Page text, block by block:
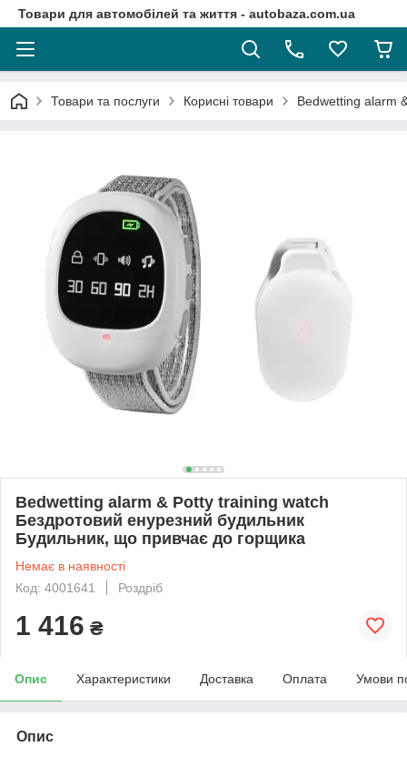
Товари для автомобілей та життя - autobaza.com.ua
Товари та послуги Корисні товари Bedwetting alarm
Bedwetting alarm & Potty training watch
Бездротовий енурезний будильник
Будильник, що привчає до горщика
Немає в наявності
Код: 4001641
Роздріб
1 416 ₴
Опис Характеристики Доставка Оплата Умови
Опис